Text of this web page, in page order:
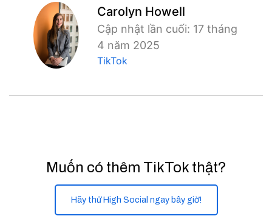
Carolyn Howell
Cập nhật lần cuối: 17 tháng
4 năm 2025
TikTok
Muốn có thêm TikTok thật?
Hãy thử High Social ngay bây giờ!